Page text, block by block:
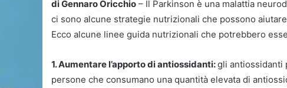
di Gennaro Oricchio – Il Parkinson è una malattia
ci sono alcune strategie nutrizionali che possono
Ecco alcune linee guida nutrizionali che potrebbero
1. Aumentare l’apporto di antiossidanti:gli antiossidanti
persone che consumano una quantità elevata di